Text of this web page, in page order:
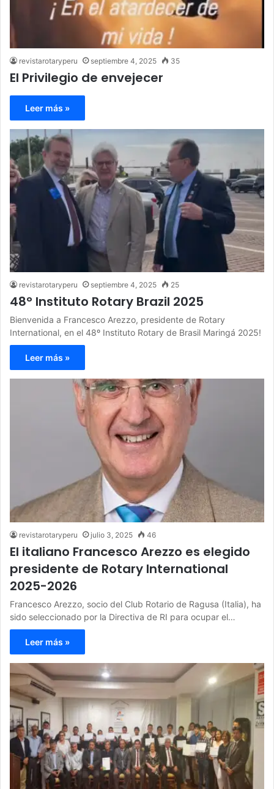
revistarotaryperu septiembre 4, 2025 35
El Privilegio de envejecer
Leer más »
revistarotaryperu septiembre 4, 2025 25
48° Instituto Rotary Brazil 2025
Bienvenida a Francesco Arezzo, presidente de Rotary
International, en el 48º Instituto Rotary de Brasil Maringá 2025!
Leer más »
revistarotaryperu julio 3, 2025 46
El italiano Francesco Arezzo es elegido
presidente de Rotary International
2025-2026
Francesco Arezzo, socio del Club Rotario de Ragusa (Italia), ha
sido seleccionado por la Directiva de RI para ocupar el…
Leer más »